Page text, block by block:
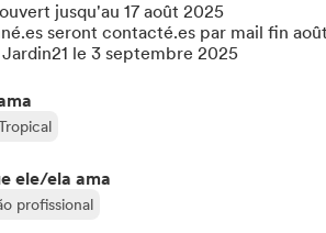
jusqu'au 17 août 2025
seront contacté.es par mail fin août
le 3 septembre 2025
ele/ela ama
profissional